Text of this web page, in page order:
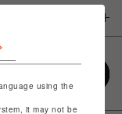
using the
it may not be